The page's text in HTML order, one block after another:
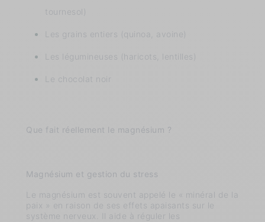
tournesol)
Les grains entiers (quinoa, avoine)
Les légumineuses (haricots, lentilles)
Le chocolat noir
Que fait réellement le magnésium ?
Magnésium et gestion du stress
Le magnésium est souvent appelé le « minéral de la
paix » en raison de ses effets apaisants sur le
système nerveux. Il aide à réguler les